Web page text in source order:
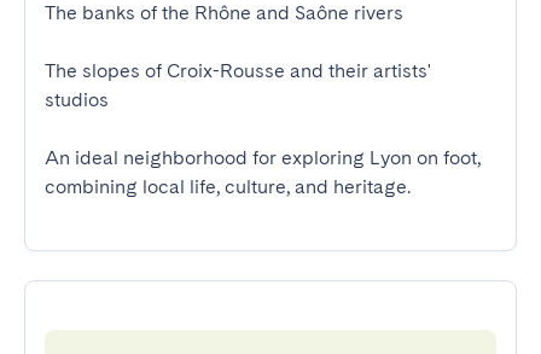
The banks of the Rhône and Saône rivers
The slopes of Croix-Rousse and their artists'
studios
An ideal neighborhood for exploring Lyon on foot,
combining local life, culture, and heritage.